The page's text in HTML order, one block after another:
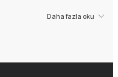
Daha fazla oku